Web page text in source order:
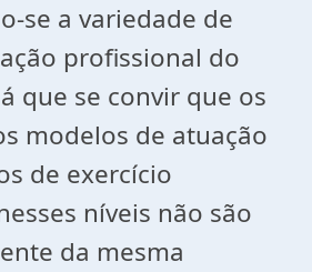
se a variedade de
profissional do
que se convir que os
modelos de atuação
de exercício
níveis não são
da mesma